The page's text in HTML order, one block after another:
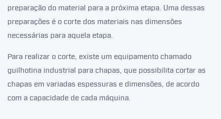
preparação do material para a próxima etapa. Uma dessas
preparações é o corte dos materiais nas dimensões
necessárias para aquela etapa.
Para realizar o corte, existe um equipamento chamado
guilhotina industrial para chapas, que possibilita cortar as
chapas em variadas espessuras e dimensões, de acordo
com a capacidade de cada máquina.